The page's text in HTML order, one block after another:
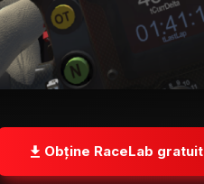
Obține RaceLab gratuit